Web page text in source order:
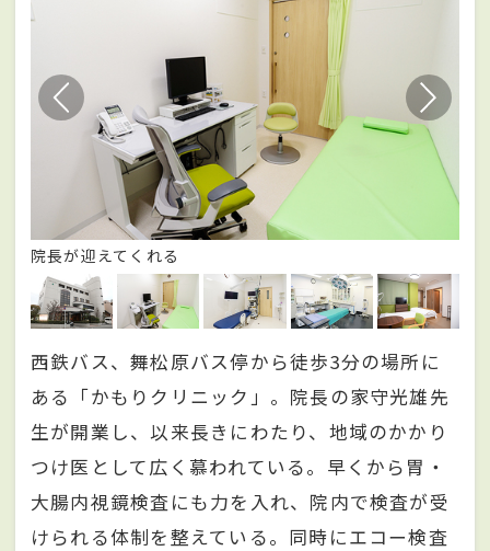
院長が迎えてくれる
西鉄バス、舞松原バス停から徒歩3分の場所に
ある「かもりクリニック」。院長の家守光雄先
生が開業し、以来長きにわたり、地域のかかり
つけ医として広く慕われている。早くから胃・
大腸内視鏡検査にも力を入れ、院内で検査が受
けられる体制を整えている。同時にエコー検査